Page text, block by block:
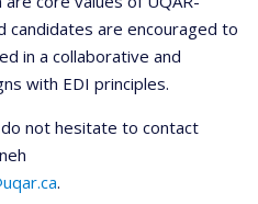
candidates are encouraged to
in a collaborative and
with EDI principles.
not hesitate to contact
.